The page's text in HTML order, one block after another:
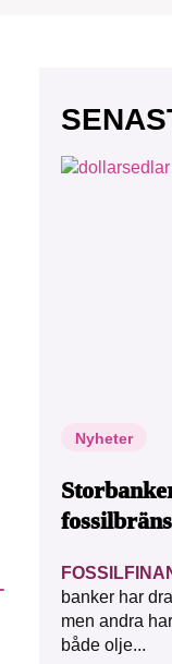
Nyheter
banker har
men andra
både olje...